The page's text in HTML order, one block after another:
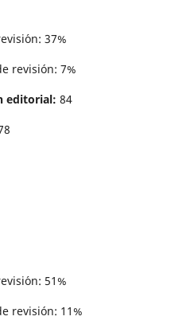
37%
revisión: 7%
editorial: 84
51%
revisión: 11%